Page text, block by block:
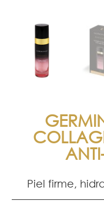
Piel firme,